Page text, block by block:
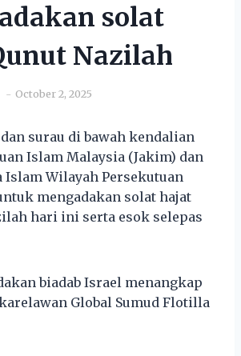
solat
Nazilah
October 2, 2025
surau di bawah kendalian
Islam Malaysia (Jakim) dan
Islam Wilayah Persekutuan
mengadakan solat hajat
hari ini serta esok selepas
biadab Israel menangkap
Global Sumud Flotilla